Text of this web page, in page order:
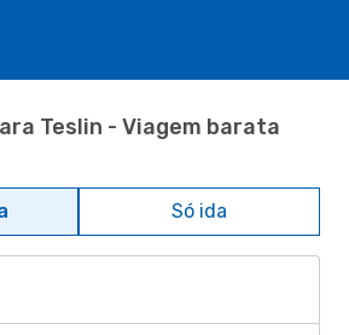
Teslin - Viagem barata
Só ida